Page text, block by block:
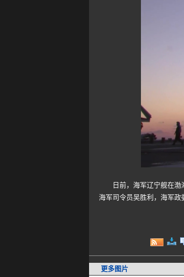
日前，海军辽宁舰在渤海
海军司令员吴胜利，海军政
更多图片